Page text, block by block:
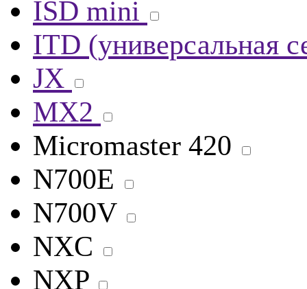
ISD mini
ITD (универсальная
JX
MX2
Micromaster 420
N700E
N700V
NXC
NXP